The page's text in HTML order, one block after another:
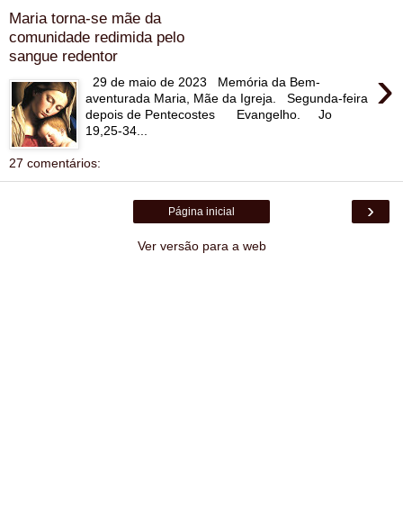
Maria torna-se mãe da
comunidade redimida pelo
sangue redentor
›
29 de maio de 2023 Memória da Bem-
aventurada Maria, Mãe da Igreja. Segunda-feira
depois de Pentecostes Evangelho. Jo
19,25-34...
27 comentários:
›
Página inicial
Ver versão para a web